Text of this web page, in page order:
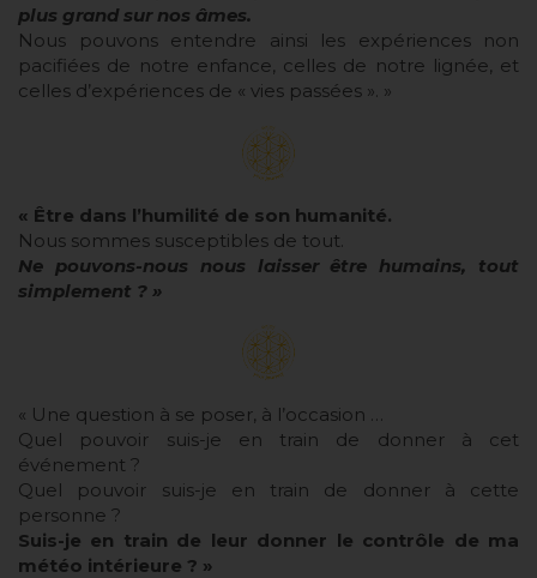
plus grand sur nos âmes.
Nous pouvons entendre ainsi les expériences non
pacifiées de notre enfance, celles de notre lignée, et
celles d’expériences de « vies passées ». »
« Être dans l’humilité de son humanité.
Nous sommes susceptibles de tout.
Ne pouvons-nous nous laisser être humains, tout
simplement ? »
« Une question à se poser, à l’occasion …
Quel pouvoir suis-je en train de donner à cet
événement ?
Quel pouvoir suis-je en train de donner à cette
personne ?
Suis-je en train de leur donner le contrôle de ma
météo intérieure ? »